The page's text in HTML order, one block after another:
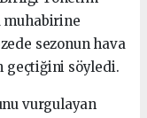
muhabirine
sezonun hava
geçtiğini söyledi.
vurgulayan